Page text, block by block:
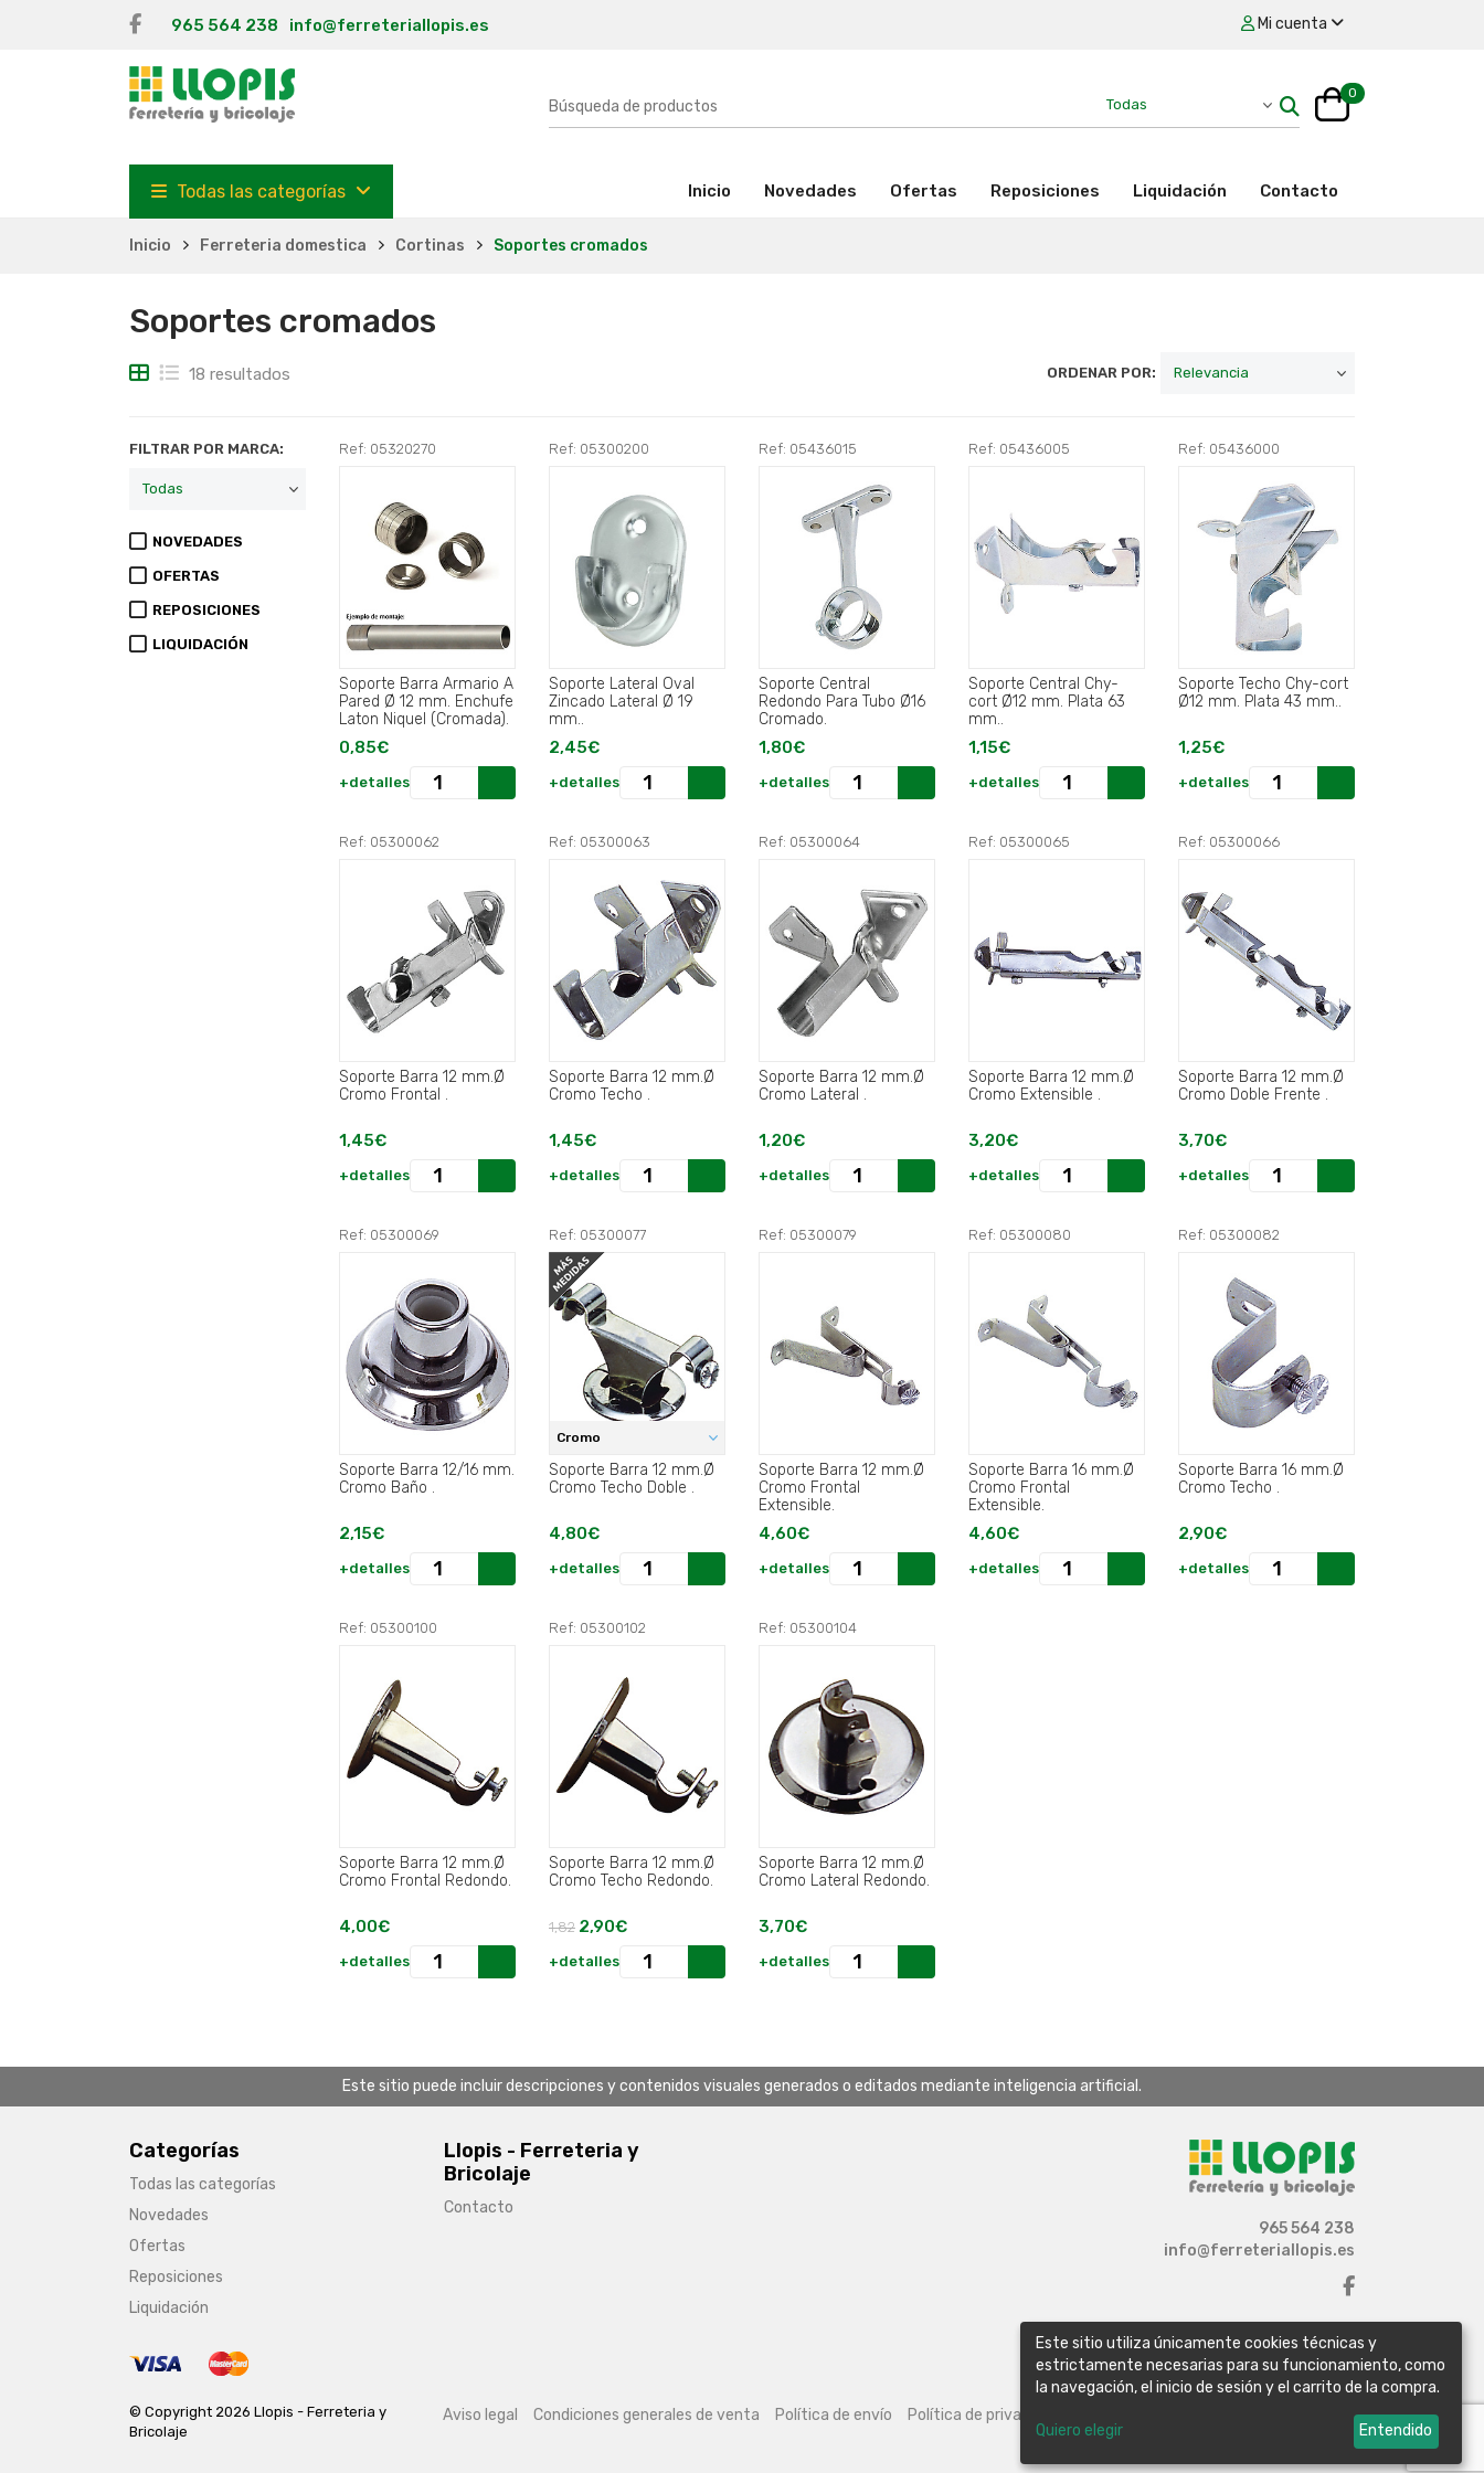
965 564 238 info@ferreteriallopis.es Mi cuenta
0
Todas las categorías Inicio (activo)Novedades Ofertas Reposiciones Liquidación Contacto
Inicio Ferreteria domestica Cortinas Soportes cromados
Soportes cromados
18 resultados ORDENAR POR:
FILTRAR POR MARCA:
NOVEDADES
OFERTAS
REPOSICIONES
LIQUIDACIÓN
Ref: 05320270
Soporte Barra Armario A
Pared Ø 12 mm. Enchufe
Laton Niquel (Cromada).
0,85€
+detalles
Ref: 05300200
Soporte Lateral Oval
Zincado Lateral Ø 19
mm..
2,45€
+detalles
Ref: 05436015
Soporte Central
Redondo Para Tubo Ø16
Cromado.
1,80€
+detalles
Ref: 05436005
Soporte Central Chy-
cort Ø12 mm. Plata 63
mm..
1,15€
+detalles
Ref: 05436000
Soporte Techo Chy-cort
Ø12 mm. Plata 43 mm..
1,25€
+detalles
Ref: 05300062
Soporte Barra 12 mm.Ø
Cromo Frontal .
1,45€
+detalles
Ref: 05300063
Soporte Barra 12 mm.Ø
Cromo Techo .
1,45€
+detalles
Ref: 05300064
Soporte Barra 12 mm.Ø
Cromo Lateral .
1,20€
+detalles
Ref: 05300065
Soporte Barra 12 mm.Ø
Cromo Extensible .
3,20€
+detalles
Ref: 05300066
Soporte Barra 12 mm.Ø
Cromo Doble Frente .
3,70€
+detalles
Ref: 05300069
Soporte Barra 12/16 mm.
Cromo Baño .
2,15€
+detalles
Ref: 05300077
Cromo
Soporte Barra 12 mm.Ø
Cromo Techo Doble .
4,80€
+detalles
Ref: 05300079
Soporte Barra 12 mm.Ø
Cromo Frontal
Extensible.
4,60€
+detalles
Ref: 05300080
Soporte Barra 16 mm.Ø
Cromo Frontal
Extensible.
4,60€
+detalles
Ref: 05300082
Soporte Barra 16 mm.Ø
Cromo Techo .
2,90€
+detalles
Ref: 05300100
Soporte Barra 12 mm.Ø
Cromo Frontal Redondo.
4,00€
+detalles
Ref: 05300102
Soporte Barra 12 mm.Ø
Cromo Techo Redondo.
1,82 2,90€
+detalles
Ref: 05300104
Soporte Barra 12 mm.Ø
Cromo Lateral Redondo.
3,70€
+detalles
Este sitio puede incluir descripciones y contenidos visuales generados o editados mediante inteligencia artificial.
Categorías
Todas las categorías
Novedades
Ofertas
Reposiciones
Liquidación
Llopis - Ferreteria y
Bricolaje
Contacto
965 564 238
info@ferreteriallopis.es
© Copyright 2026 Llopis - Ferreteria y
Bricolaje
Aviso legal Condiciones generales de venta Política de envío Política de privacidad Configurar cookies
Este sitio utiliza únicamente cookies técnicas y
estrictamente necesarias para su funcionamiento, como
la navegación, el inicio de sesión y el carrito de la compra.
Quiero elegir Entendido